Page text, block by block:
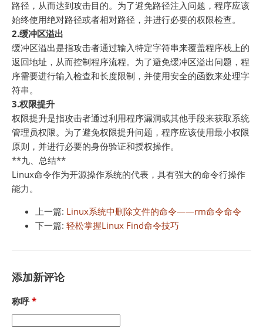
路径，从而达到攻击目的。为了避免路径注入问题，程序应该
始终使用绝对路径或者相对路径，并进行必要的权限检查。
2.缓冲区溢出
缓冲区溢出是指攻击者通过输入特定字符串来覆盖程序栈上的
返回地址，从而控制程序流程。为了避免缓冲区溢出问题，程
序需要进行输入检查和长度限制，并使用安全的函数来处理字
符串。
3.权限提升
权限提升是指攻击者通过利用程序漏洞或其他手段来获取系统
管理员权限。为了避免权限提升问题，程序应该使用最小权限
原则，并进行必要的身份验证和授权操作。
**九、总结**
Linux命令作为开源操作系统的代表，具有强大的命令行操作
能力。
上一篇: Linux系统中删除文件的命令——rm命令命令
下一篇: 轻松掌握Linux Find命令技巧
添加新评论
称呼